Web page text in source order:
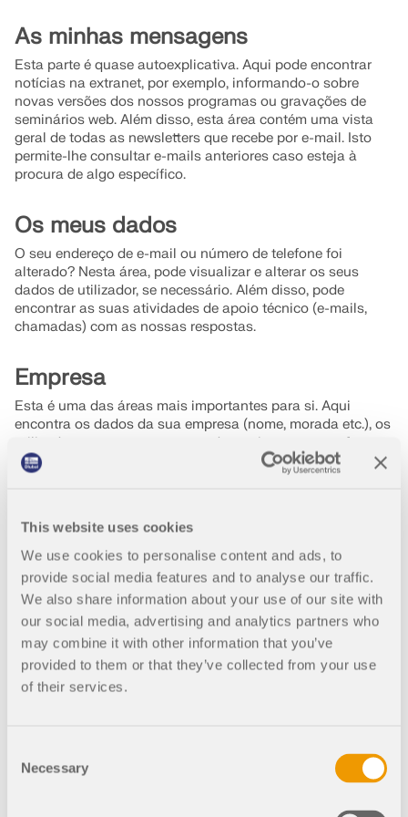
This website uses cookies
We use cookies to personalise content and ads, to
provide social media features and to analyse our traffic.
We also share information about your use of our site with
our social media, advertising and analytics partners who
may combine it with other information that you’ve
provided to them or that they’ve collected from your use
of their services.
Selection
Necessary
API Dlubal
O novo serviço de API da Dlubal (gRPC) oferece
uma interface flexível para o software de análise
estrutural baseada em Python e C#, com acesso
direto a toda a gama de produtos Dlubal.
Módulos
Análises adicionais
Análises dinâmicas
Soluções especiais
Dimensionamento
RSECTION 1
Cálculos de secções transversais personalizados
Mais informação
API Dlubal
Encontre respostas rapidamente
sobre o software Dlubal. Pesquise ou filtre centenas
VER FAQ
Descubra o poder da inovação
Descubra ferramentas de ponta e aprimoramentos
em engenharia.
EXPLORAR NOVAS FUNÇÕES
Espaço gratuito da Dlubal
Obtenha ajuda especializada sempre que precisar.
Aproveite a assistência gratuita de IA, suporte por e-
OBTER SUPORTE
Software de análise estrutural gratuito
para estudantes
beneficiam do Dlubal Software. Aproveite o acesso
gratuito, treinamento e suporte especializado
durante os seus estudos.
VEJA OS NOSSOS CLIENTES
Conheça os especialistas
ajudá-lo com modelagem, design e desafios
técnicos—em qualquer momento, em qualquer lugar.
desafios emocionantes.
AS SUAS OPORTUNIDADES DE CARREIRA
Encontre o seu trabalho de sonho
Junte-se a um líder global em software de
engenharia e leve sua carreira a novos patamares.
INICIAR SESSÃO
CRIAR CONTA
Português
As minhas mensagens
Esta parte é quase autoexplicativa. Aqui pode encontrar
notícias na extranet, por exemplo, informando-o sobre
novas versões dos nossos programas ou gravações de
seminários web. Além disso, esta área contém uma vista
geral de todas as newsletters que recebe por e-mail. Isto
permite-lhe consultar e-mails anteriores caso esteja à
procura de algo específico.
Os meus dados
O seu endereço de e-mail ou número de telefone foi
alterado? Nesta área, pode visualizar e alterar os seus
dados de utilizador, se necessário. Além disso, pode
encontrar as suas atividades de apoio técnico (e-mails,
chamadas) com as nossas respostas.
Empresa
Esta é uma das áreas mais importantes para si. Aqui
encontra os dados da sua empresa (nome, morada etc.), os
utilizadores, os seus contratos de serviço, as suas ofertas e
faturas (apenas para utilizadores com direitos de
administrador), bem como dos vales.
Licenças
Nesta área, encontra uma vista geral dos produtos
adquiridos ou das versões de teste, bem como uma vista
geral das configurações das licenças e das sessões de
licença online atuais. Também pode fazer o download dos
seus ficheiros de autorização atuais aqui.
Produtos para download
download. Além disso, tem uma vista geral dos produtos